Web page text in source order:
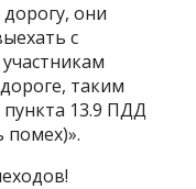
они
с
таким
13.9 ПДД
помех)».